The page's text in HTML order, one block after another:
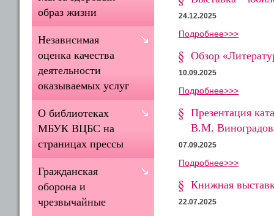
24.12.2025
Подробнее>>>
Обзор
10.09.2025
Подробнее>>>
Презентация
В.М.
07.09.2025
Подробнее>>>
Книжная
22.07.2025
образ жизни
Независимая
оценка качества
деятельности
оказываемых услуг
О библиотеках
МБУК ВЦБС на
страницах прессы
Гражданская
оборона и
чрезвычайные